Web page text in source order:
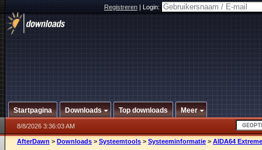
Registreren|Login:
Startpagina Downloads Top downloads Meer
8/8/2026 3:36:03 AM
AfterDawn > Downloads > Systeemtools > Systeeminformatie > AIDA64